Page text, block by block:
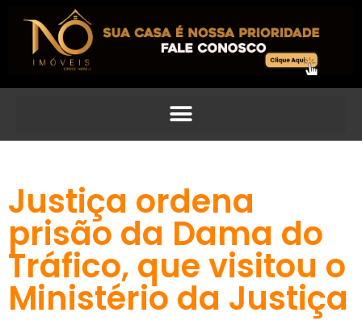
Justiça ordena
prisão da Dama do
Tráfico, que visitou o
Ministério da Justiça